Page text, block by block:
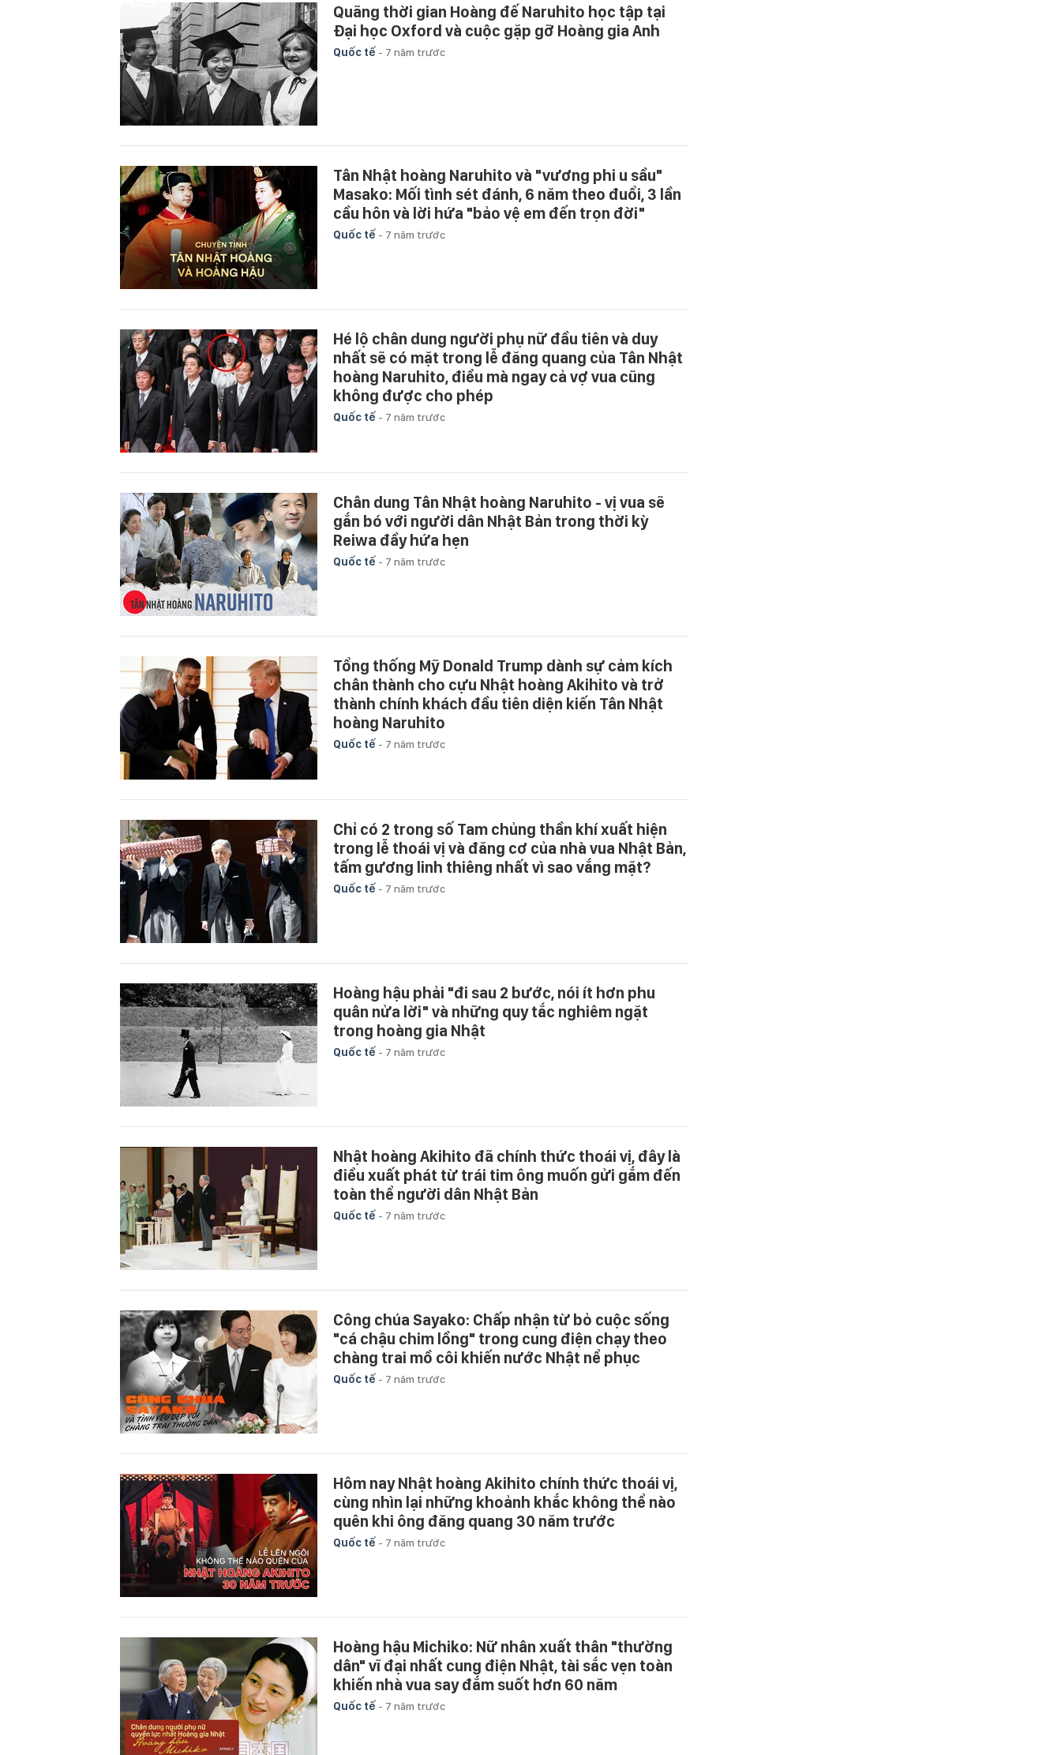
Quãng thời gian Hoàng đế Naruhito học tập tại
Đại học Oxford và cuộc gặp gỡ Hoàng gia Anh
Quốc tế - 7 năm trước
Tân Nhật hoàng Naruhito và "vương phi u sầu"
Masako: Mối tình sét đánh, 6 năm theo đuổi, 3 lần
cầu hôn và lời hứa "bảo vệ em đến trọn đời"
Quốc tế - 7 năm trước
Hé lộ chân dung người phụ nữ đầu tiên và duy
nhất sẽ có mặt trong lễ đăng quang của Tân Nhật
hoàng Naruhito, điều mà ngay cả vợ vua cũng
không được cho phép
Quốc tế - 7 năm trước
Chân dung Tân Nhật hoàng Naruhito - vị vua sẽ
gắn bó với người dân Nhật Bản trong thời kỳ
Reiwa đầy hứa hẹn
Quốc tế - 7 năm trước
Tổng thống Mỹ Donald Trump dành sự cảm kích
chân thành cho cựu Nhật hoàng Akihito và trở
thành chính khách đầu tiên diện kiến Tân Nhật
hoàng Naruhito
Quốc tế - 7 năm trước
Chỉ có 2 trong số Tam chủng thần khí xuất hiện
trong lễ thoái vị và đăng cơ của nhà vua Nhật Bản,
tấm gương linh thiêng nhất vì sao vắng mặt?
Quốc tế - 7 năm trước
Hoàng hậu phải "đi sau 2 bước, nói ít hơn phu
quân nửa lời" và những quy tắc nghiêm ngặt
trong hoàng gia Nhật
Quốc tế - 7 năm trước
Nhật hoàng Akihito đã chính thức thoái vị, đây là
điều xuất phát từ trái tim ông muốn gửi gắm đến
toàn thể người dân Nhật Bản
Quốc tế - 7 năm trước
Công chúa Sayako: Chấp nhận từ bỏ cuộc sống
"cá chậu chim lồng" trong cung điện chạy theo
chàng trai mồ côi khiến nước Nhật nể phục
Quốc tế - 7 năm trước
Hôm nay Nhật hoàng Akihito chính thức thoái vị,
cùng nhìn lại những khoảnh khắc không thể nào
quên khi ông đăng quang 30 năm trước
Quốc tế - 7 năm trước
Hoàng hậu Michiko: Nữ nhân xuất thân "thường
dân" vĩ đại nhất cung điện Nhật, tài sắc vẹn toàn
khiến nhà vua say đắm suốt hơn 60 năm
Quốc tế - 7 năm trước